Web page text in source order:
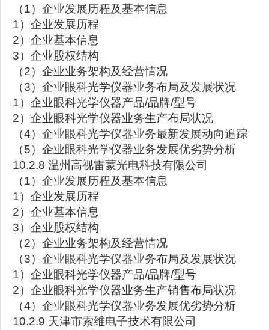
（1）企业发展历程及基本信息
1）企业发展历程
2）企业基本信息
3）企业股权结构
（2）企业业务架构及经营情况
（3）企业眼科光学仪器业务布局及发展状况
1）企业眼科光学仪器产品/品牌/型号
2）企业眼科光学仪器业务生产布局状况
（4）企业眼科光学仪器业务最新发展动向追踪
（5）企业眼科光学仪器业务发展优劣势分析
10.2.8 温州高视雷蒙光电科技有限公司
（1）企业发展历程及基本信息
1）企业发展历程
2）企业基本信息
3）企业股权结构
（2）企业业务架构及经营情况
（3）企业眼科光学仪器业务布局及发展状况
1）企业眼科光学仪器产品/品牌/型号
2）企业眼科光学仪器业务生产销售布局状况
（4）企业眼科光学仪器业务发展优劣势分析
10.2.9 天津市索维电子技术有限公司